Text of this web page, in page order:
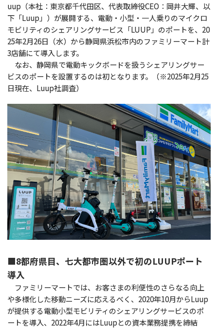
uup（本社：東京都千代田区、代表取締役CEO：岡井大輝、以
下「Luup」）が展開する、電動・小型・一人乗りのマイクロ
モビリティのシェアリングサービス「LUUP」のポートを、20
25年2月26日（水）から静岡県浜松市内のファミリーマート計
3店舗にて導入します。
なお、静岡県で電動キックボードを扱うシェアリングサー
ビスのポートを設置するのは初となります。（※2025年2月25
日現在、Luup社調査）
■8都府県目、七大都市圏以外で初のLUUPポート
導入
ファミリーマートでは、お客さまの利便性のさらなる向上
や多様化した移動ニーズに応えるべく、2020年10月からLuup
が提供する電動小型モビリティのシェアリングサービスのポ
ートを導入、2022年4月にはLuupとの資本業務提携を締結